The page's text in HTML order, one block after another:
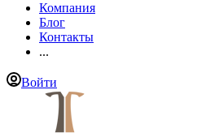
Компания
Блог
Контакты
...
Войти